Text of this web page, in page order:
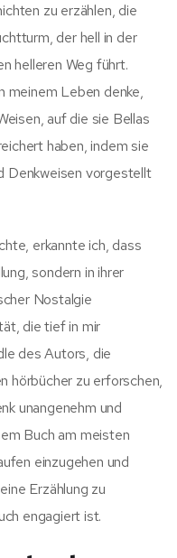
zu erzählen, die
der hell in der
helleren Weg führt.
meinem Leben denke,
auf die sie Bellas
haben, indem sie
Denkweisen vorgestellt
erkannte ich, dass
sondern in ihrer
Nostalgie
die tief in mir
des Autors, die
hörbücher zu erforschen,
unangenehm und
Buch am meisten
einzugehen und
Erzählung zu
engagiert ist.